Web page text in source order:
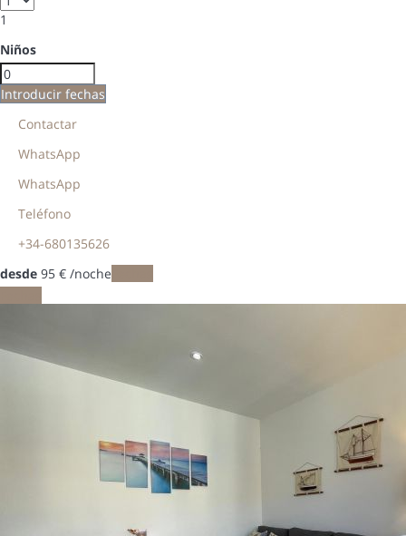
1
Niños
Introducir fechas
Contactar
WhatsApp
WhatsApp
Teléfono
+34-680135626
desde 95 € /noche